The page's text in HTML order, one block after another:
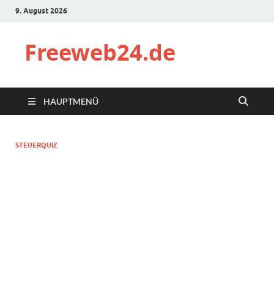
9. August 2026
Freeweb24.de
HAUPTMENÜ
STEUERQUIZ